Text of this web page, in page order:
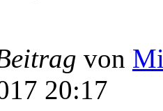
von
20:17